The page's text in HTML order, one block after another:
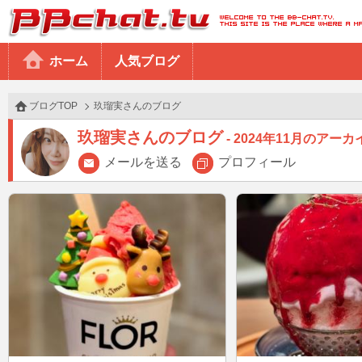
BBchatTV
ホーム 人気ブログ
ブログTOP 玖瑠実さんのブログ
玖瑠実さんのブログ
2024年11月のアーカ
メールを送る
プロフィール